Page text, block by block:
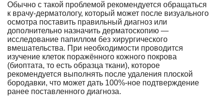
Обычно с такой проблемой рекомендуется обращаться
к врачу-дерматологу, который может после визуального
осмотра поставить правильный диагноз или
дополнительно назначить дерматоскопию —
исследование папиллом без хирургического
вмешательства. При необходимости проводится
изучение клеток поражённого кожного покрова
(биоптата, то есть образца ткани), которое
рекомендуется выполнять после удаления плоской
бородавки, что может дать 100%-ное подтверждение
ранее поставленного диагноза.